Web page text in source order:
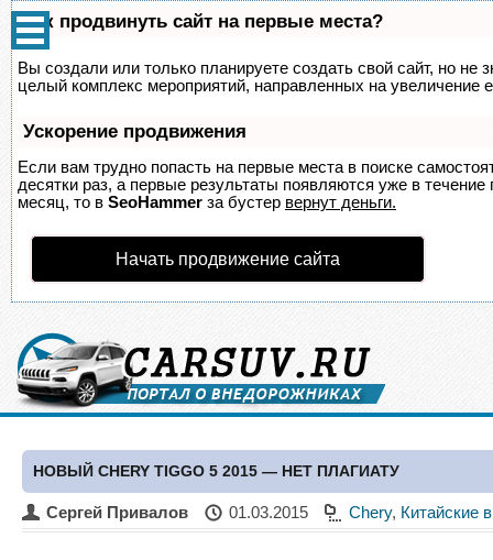
Как продвинуть сайт на первые места?
Вы создали или только планируете создать свой сайт, но не
целый комплекс мероприятий, направленных на увеличение
Ускорение продвижения
Если вам трудно попасть на первые места в поиске
десятки раз, а первые результаты появляются уже в
месяц, то в SeoHammer за бустер вернут деньги.
Начать продвижение сайта
НОВЫЙ CHERY TIGGO 5 2015 — НЕТ ПЛАГИАТУ
Сергей Привалов 01.03.2015 Chery, Китайские